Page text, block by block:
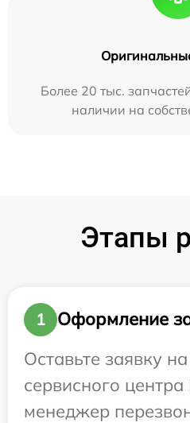
Более 20 тыс.
наличии на
Этапы
1
Оформление
Оставьте заявку
сервисного
менеджер